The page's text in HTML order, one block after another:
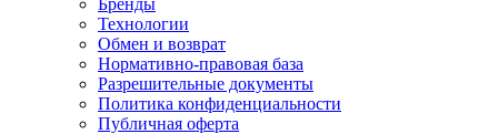
Бренды
Технологии
Обмен и возврат
Нормативно-правовая база
Разрешительные документы
Политика конфиденциальности
Публичная оферта